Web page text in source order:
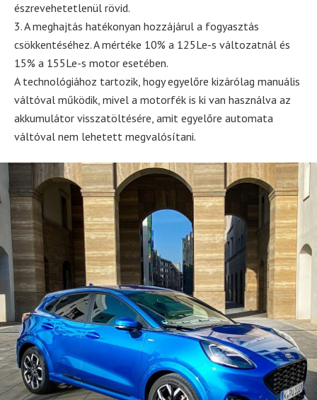
észrevehetetlenül rövid.
3. A meghajtás hatékonyan hozzájárul a fogyasztás
csökkentéséhez. A mértéke 10% a 125Le-s változatnál és
15% a 155Le-s motor esetében.
A technológiához tartozik, hogy egyelőre kizárólag manuális
váltóval működik, mivel a motorfék is ki van használva az
akkumulátor visszatöltésére, amit egyelőre automata
váltóval nem lehetett megvalósítani.